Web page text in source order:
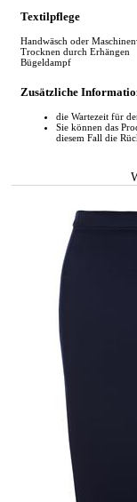
Textilpflege
Handwäsch oder
Trocknen durch Erhängen
Bügeldampf
Zusätzliche
die Wartezeit für
Sie können das
diesem Fall die